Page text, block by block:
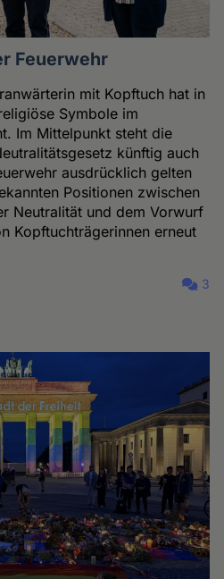
Feuerwehr
mit Kopftuch hat in
Symbole im
Im Mittelpunkt steht die
künftig auch
ausdrücklich gelten
Positionen zwischen
Neutralität und dem Vorwurf
Kopftuchträgerinnen erneut
3